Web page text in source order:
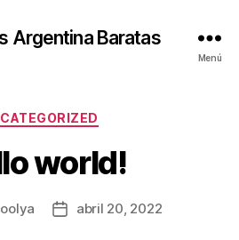
Argentina Baratas
Menú
Categorías
world!
Fechaabril 20, 2022